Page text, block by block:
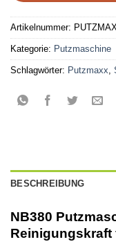
Artikelnummer:
Kategorie: Putzmaschine
Schlagwörter: Putzmaxx,
BESCHREIBUNG
NB380
Reinigungskraft